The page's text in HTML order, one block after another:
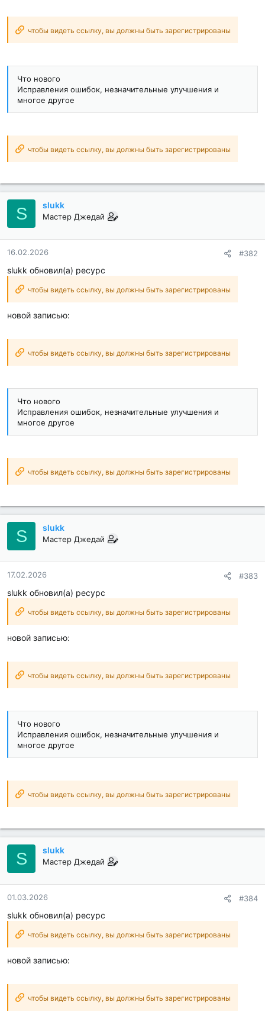
чтобы видеть ссылку, вы должны быть зарегистрированы
Что нового
Исправления ошибок, незначительные улучшения и
многое другое
чтобы видеть ссылку, вы должны быть зарегистрированы
S slukk
Мастер Джедай
16.02.2026 #382
slukk обновил(а) ресурс
чтобы видеть ссылку, вы должны быть зарегистрированы
новой записью:
чтобы видеть ссылку, вы должны быть зарегистрированы
Что нового
Исправления ошибок, незначительные улучшения и
многое другое
чтобы видеть ссылку, вы должны быть зарегистрированы
S slukk
Мастер Джедай
17.02.2026 #383
slukk обновил(а) ресурс
чтобы видеть ссылку, вы должны быть зарегистрированы
новой записью:
чтобы видеть ссылку, вы должны быть зарегистрированы
Что нового
Исправления ошибок, незначительные улучшения и
многое другое
чтобы видеть ссылку, вы должны быть зарегистрированы
S slukk
Мастер Джедай
01.03.2026 #384
slukk обновил(а) ресурс
чтобы видеть ссылку, вы должны быть зарегистрированы
новой записью:
чтобы видеть ссылку, вы должны быть зарегистрированы